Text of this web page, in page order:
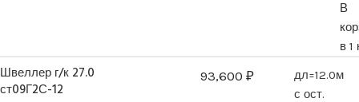
В
в 1
Швеллер г/к 27.0
ст09Г2С-12
93,600 ₽
дл=12.0м
с ост.